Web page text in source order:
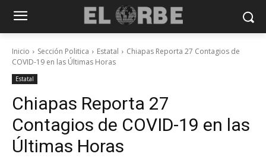
Inicio Sección Politica Estatal
Chiapas Reporta 27 Contagios de
COVID-19 en las Últimas Horas
Estatal
Chiapas Reporta 27
Contagios de COVID-19 en las
Últimas Horas